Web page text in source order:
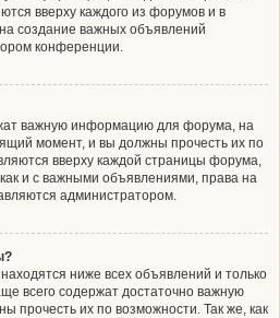
вверху каждого из форумов и в
создание важных объявлений
конференции.
важную информацию для форума, на
момент, и вы должны прочесть их по
вверху каждой страницы форума,
и с важными объявлениями, права на
администратором.
ниже всех объявлений и только
всего содержат достаточно важную
прочесть их по возможности. Так же, как